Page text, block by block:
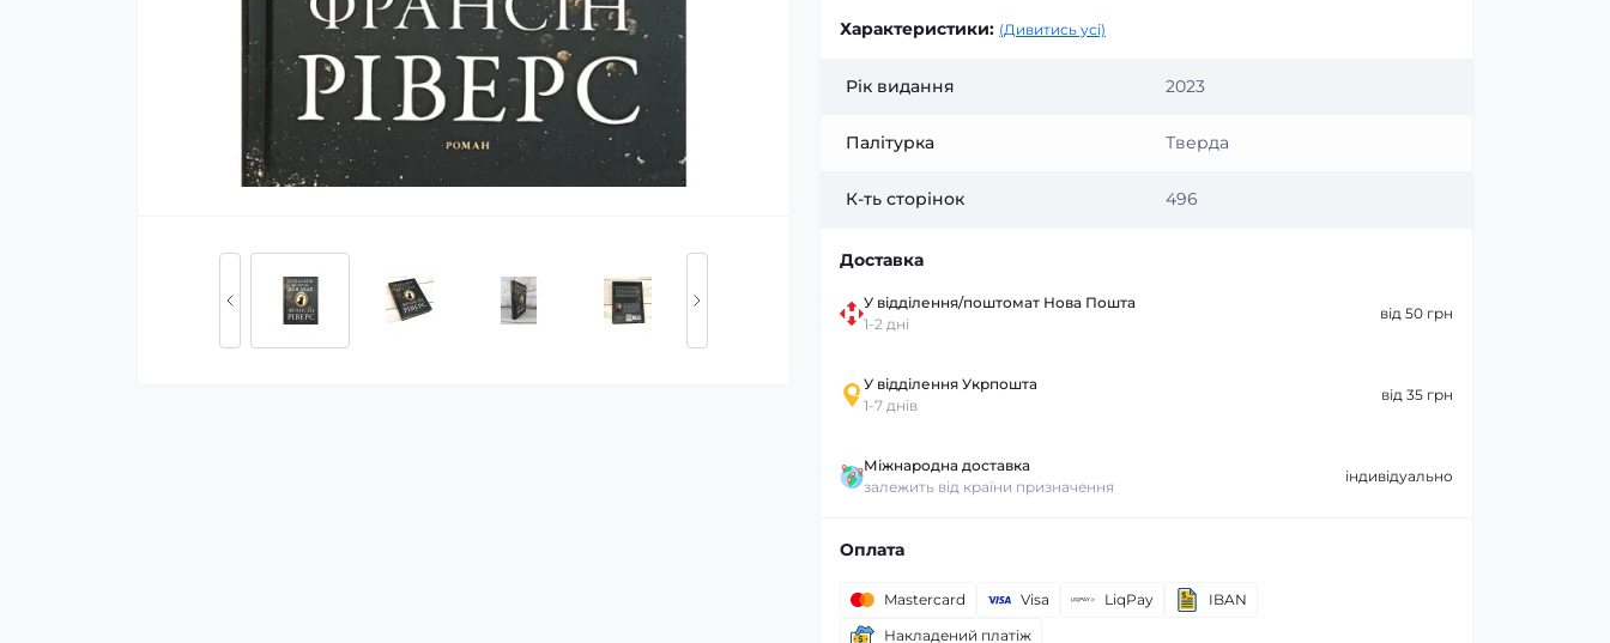
Характеристики: (Дивитись усі)
Рік видання 2023
Палітурка Тверда
К-ть сторінок 496
Доставка
У відділення/поштомат Нова Пошта
1-2 дні
від 50 грн
У відділення Укрпошта
1-7 днів
від 35 грн
Міжнародна доставка
залежить від країни призначення
індивідуально
Оплата
Mastercard Visa LiqPay
IBAN
Накладений платіж